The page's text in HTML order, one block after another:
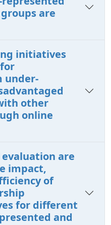
are
initiatives
under-
other
online
are
impact,
of
for different
and